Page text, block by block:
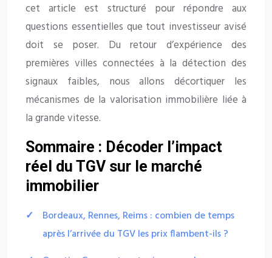
cet article est structuré pour répondre aux
questions essentielles que tout investisseur avisé
doit se poser. Du retour d’expérience des
premières villes connectées à la détection des
signaux faibles, nous allons décortiquer les
mécanismes de la valorisation immobilière liée à
la grande vitesse.
Sommaire : Décoder l’impact
réel du TGV sur le marché
immobilier
Bordeaux, Rennes, Reims : combien de temps
après l’arrivée du TGV les prix flambent-ils ?